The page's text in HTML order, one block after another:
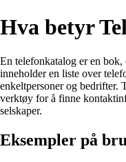
Hva betyr
En telefonkatalog er en bok,
inneholder en liste over
enkeltpersoner og bedrifter.
verktøy for å finne
selskaper.
Eksempler på